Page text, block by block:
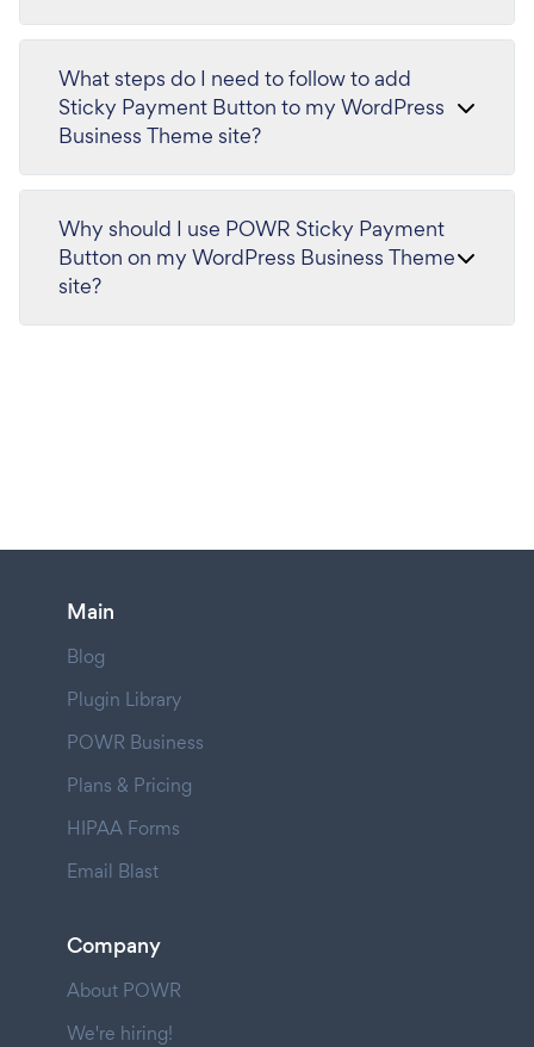
What steps do I need to follow to add
Sticky Payment Button to my WordPress
Business Theme site?
Why should I use POWR Sticky Payment
Button on my WordPress Business Theme
site?
Main
Blog
Plugin Library
POWR Business
Plans & Pricing
HIPAA Forms
Email Blast
Company
About POWR
We're hiring!